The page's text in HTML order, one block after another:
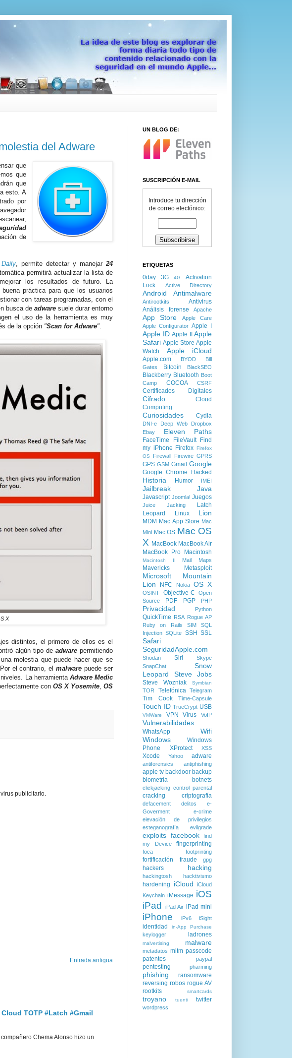
del Adware
que
que
que
esto. A
por
de
, permite detectar y manejar24
permitirá actualizar la lista de
los resultados de futuro. La
práctica para que los usuarios
con tareas programadas, con el
busca de adware suele durar entorno
el uso de la herramienta es muy
de la opción "Scan for Adware".
X
distintos, el primero de ellos es el
algún tipo de adware permitiendo
molestia que puede hacer que se
el contrario, elmalware puede ser
La herramienta Adware Medic
con OS X Yosemite, OS
publicitario.
Entrada antigua
TOTP #Latch #Gmail
Chema Alonso hizo un
UN BLOG DE:
SUSCRIPCIÓN E-MAIL
Introduce tu dirección
de correo electónico:
ETIQUETAS
0day 3G 4G
Activation
Lock
Active Directory
Android Antimalware
Antirootkits
Antivirus
Análisis forense
Apache
App Store
Apple Care
Apple Configurator Apple I
Apple ID Apple II
Apple
Safari Apple Store Apple
Watch
Apple iCloud
Apple.com BYOD
Bill
Gates
Bitcoin BlackSEO
Blackberry Bluetooth Boot
Camp
COCOA CSRF
Certificados Digitales
Cifrado
Cloud
Computing
Curiosidades Cydia
DNI-e Deep Web
Dropbox
Ebay
Eleven Paths
FaceTime FileVault
Find
my iPhone Firefox Firefox
OS
Firewall Firewire GPRS
GPS GSM Gmail Google
Google Chrome Hacked
Historia Humor IMEI
Jailbreak Java
Javascript Joomla! Juegos
Juice Jacking
Latch
Leopard
Linux Lion
MDM Mac App Store Mac
Mini Mac OS Mac OS
X MacBook MacBook Air
MacBook Pro
Macintosh
Macintosh II Mail Maps
Mavericks Metasploit
Microsoft
Mountain
Lion
NFC Nokia OS X
OSINT Objective-C
Open
Source
PDF PGP PHP
Privacidad Python
QuickTime RSA Rogue AP
Ruby on Rails
SIM
SQL
Injection SQLite SSH SSL
Safari
SeguridadApple.com
Shodan Siri
Skype
SnapChat
Snow
Leopard
Steve Jobs
Steve Wozniak Symbian
TOR Telefónica Telegram
Tim Cook Time-Capsule
Touch ID TrueCrypt USB
VMWare VPN Virus VoIP
Vulnerabilidades
WhatsApp
Wifi
Windows
Windows
Phone
XProtect XSS
Xcode Yahoo adware
antiforensics antiphishing
apple tv backdoor backup
biometría
botnets
clickjacking control parental
cracking criptografía
defacement delitos
e-
Goverment
e-crime
elevación de privilegios
esteganografía
evilgrade
exploits facebook
find
my Device
fingerprinting
foca footprinting
fortificación fraude gpg
hackers hacking
hackingtosh hacktivismo
hardening iCloud
iCloud
Keychain iMessage iOS
iPad
iPad Air iPad mini
iPhone iPv6 iSight
identidad in-App Purchase
keylogger ladrones
malvertising malware
metadatos mitm passcode
patentes
paypal
pentesting pharming
phishing
ransomware
reversing robos rogue AV
rootkits
smartcards
troyano tuenti twitter
wordpress